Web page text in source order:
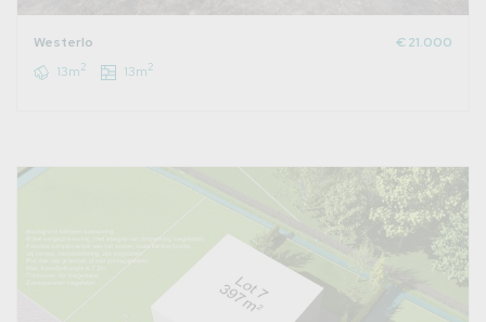
Westerlo
€ 21.000
13m2 13m2